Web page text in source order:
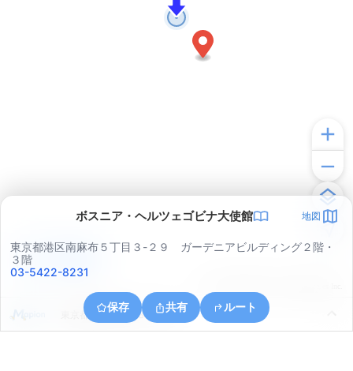
ボスニア・ヘルツェゴビナ大使館 地図
東京都港区南麻布５丁目３-２９ ガーデニアビルディング２階・
３階
03-5422-8231
保存 共有 ルート
東京都港区北青山３丁目４
アプリで見る